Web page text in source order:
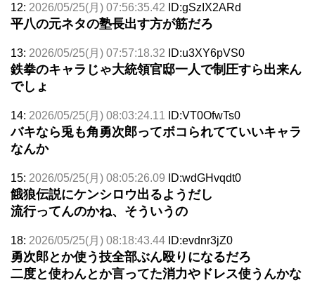
12: 2026/05/25(月) 07:56:35.42 ID:gSzIX2ARd
平八の元ネタの塾長出す方が筋だろ
13: 2026/05/25(月) 07:57:18.32 ID:u3XY6pVS0
鉄拳のキャラじゃ大統領官邸一人で制圧すら出来ん
でしょ
14: 2026/05/25(月) 08:03:24.11 ID:VT0OfwTs0
バキなら兎も角勇次郎ってボコられてていいキャラ
なんか
15: 2026/05/25(月) 08:05:26.09 ID:wdGHvqdt0
餓狼伝説にケンシロウ出るようだし
流行ってんのかね、そういうの
18: 2026/05/25(月) 08:18:43.44 ID:evdnr3jZ0
勇次郎とか使う技全部ぶん殴りになるだろ
二度と使わんとか言ってた消力やドレス使うんかな